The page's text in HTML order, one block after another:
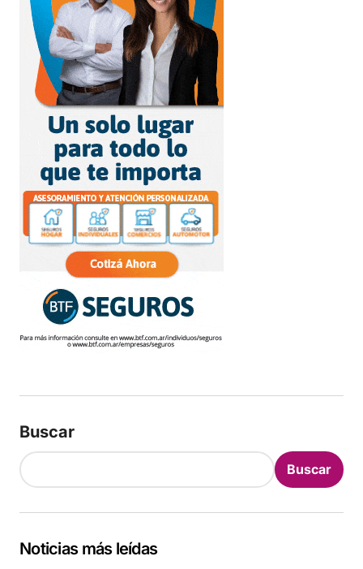
Buscar
Buscar
Noticias más leídas